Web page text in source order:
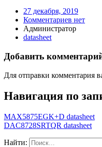
27 декабря, 2019
Комментариев нет
Администратор
datasheet
Добавить
Для отправки комментария
Навигация по
MAX5875EGK+D datasheet
DAC8728SRTQR datasheet
Найти: